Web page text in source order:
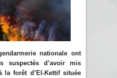
nationale ont
suspectés d’avoir mis
la forêt d’El-Kettif située